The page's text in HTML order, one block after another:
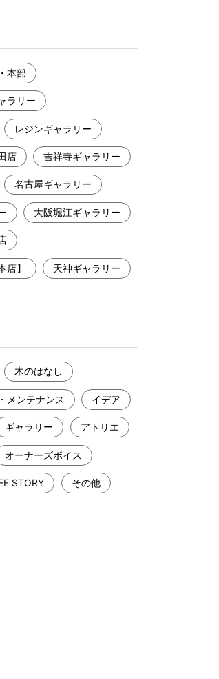
本部
ラリー
レジンギャラリー
店 吉祥寺ギャラリー
名古屋ギャラリー
大阪堀江ギャラリー
店】 天神ギャラリー
木のはなし
メンテナンス イデア
ギャラリー アトリエ
オーナーズボイス
STORY その他